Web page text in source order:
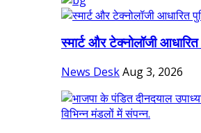
स्मार्ट और टेक्नोलॉजी
News DeskAug 3, 2026